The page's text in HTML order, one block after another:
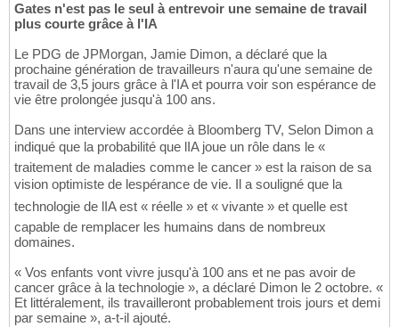
Gates n'est pas le seul à entrevoir une semaine de travail
plus courte grâce à l'IA
Le PDG de JPMorgan, Jamie Dimon, a déclaré que la
prochaine génération de travailleurs n'aura qu'une semaine de
travail de 3,5 jours grâce à l'IA et pourra voir son espérance de
vie être prolongée jusqu'à 100 ans.
Dans une interview accordée à Bloomberg TV, Selon Dimon a
indiqué que la probabilité que lIA joue un rôle dans le «
traitement de maladies comme le cancer » est la raison de sa
vision optimiste de lespérance de vie. Il a souligné que la
technologie de lIA est « réelle » et « vivante » et quelle est
capable de remplacer les humains dans de nombreux
domaines.
« Vos enfants vont vivre jusqu'à 100 ans et ne pas avoir de
cancer grâce à la technologie », a déclaré Dimon le 2 octobre. «
Et littéralement, ils travailleront probablement trois jours et demi
par semaine », a-t-il ajouté.